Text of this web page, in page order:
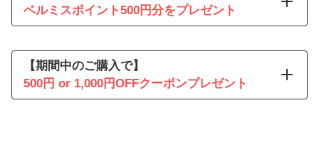
抽選で30人に1人
レギンス以外のケアも気になり
ます。
ベルミスポイント500円分をプレゼント
めての買い物は少し不安。
まずは試してみたい、という気
持ちもあって…。
【期間中のご購入で】
500円 or 1,000円OFFクーポンプレゼント